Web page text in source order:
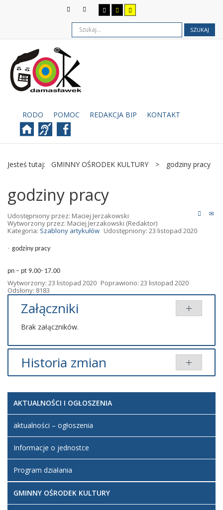
SZUKAJ
RODO POMOC REDAKCJA BIP KONTAKT
Jesteś tutaj: GMINNY OŚRODEK KULTURY > godziny pracy
godziny pracy
Udostępniony przez: Maciej Jerzakowski
Wytworzony przez: Maciej Jerzakowski (Redaktor)
Kategoria: Szablony artykułów Udostępniony: 23 listopad 2020
· godziny pracy
pn – pt 9.00- 17.00
Wytworzony: 23 listopad 2020 Poprawiono: 23 listopad 2020
Odsłony: 8183
Załączniki
Brak załączników.
Historia zmian
Artykuł
został
utworzony.
poniedziałek,
23 listopad
Jerzakowski
AKTUALNOŚCI I OGŁOSZENIA
aktualności – ogłoszenia
Informacje o jednostce
Program działania
GMINNY OŚRODEK KULTURY